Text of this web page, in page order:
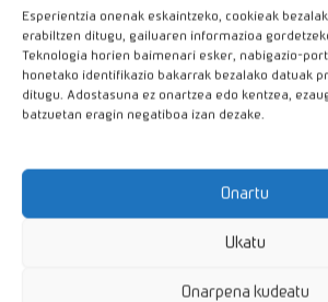
Esperientzia onenak eskaintzeko, cookieak
erabiltzen ditugu, gailuaren informazioa
Teknologia horien baimenari esker, nabigazio-
honetako identifikazio bakarrak bezalako datuak
ditugu. Adostasuna ez onartzea edo kentzea,
batzuetan eragin negatiboa izan dezake.
Onartu
Ukatu
Onarpena kudeatu
Se puede utilizar incluso bajo agua.
También lo tenemos en color blanco y en
Productos